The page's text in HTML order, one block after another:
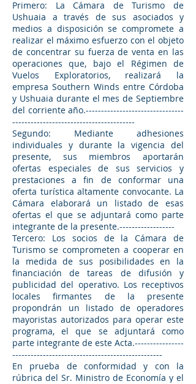
Primero: La Cámara de Turismo de
Ushuaia a través de sus asociados y
medios a disposición se compromete a
realizar el máximo esfuerzo con el objeto
de concentrar su fuerza de venta en las
operaciones que, bajo el Régimen de
Vuelos Exploratorios, realizará la
empresa Southern Winds entre Córdoba
y Ushuaia durante el mes de Septiembre
del corriente año.--------------------------------
----------------------------------------
Segundo: Mediante adhesiones
individuales y durante la vigencia del
presente, sus miembros aportarán
ofertas especiales de sus servicios y
prestaciones a fin de conformar una
oferta turística altamente convocante. La
Cámara elaborará un listado de esas
ofertas el que se adjuntará como parte
integrante de la presente.------------------
Tercero: Los socios de la Cámara de
Turismo se comprometen a cooperar en
la medida de sus posibilidades en la
financiación de tareas de difusión y
publicidad del operativo. Los receptivos
locales firmantes de la presente
propondrán un listado de operadores
mayoristas autorizados para operar este
programa, el que se adjuntará como
parte integrante de este Acta.----------------
-------------------------------------------------
En prueba de conformidad y con la
rúbrica del Sr. Ministro de Economía y el